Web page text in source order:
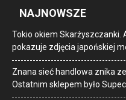
NAJNOWSZE
Tokio okiem Skarżyszczanki.
pokazuje zdjęcia japońskiej
Znana sieć handlowa znika
Ostatnim sklepem było